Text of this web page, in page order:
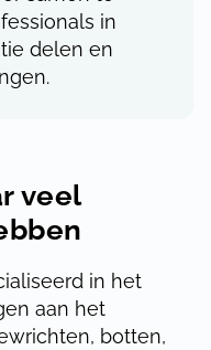
in
delen en
veel
in het
aan het
botten,